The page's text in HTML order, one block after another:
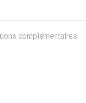
complémentaires